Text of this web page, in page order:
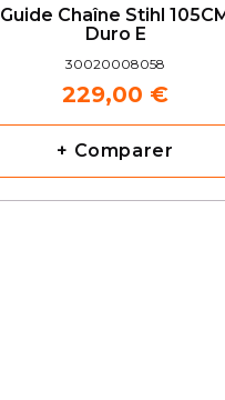
Guide Chaîne Stihl 105CM
Duro E
30020008058
229,00 €
+ Comparer